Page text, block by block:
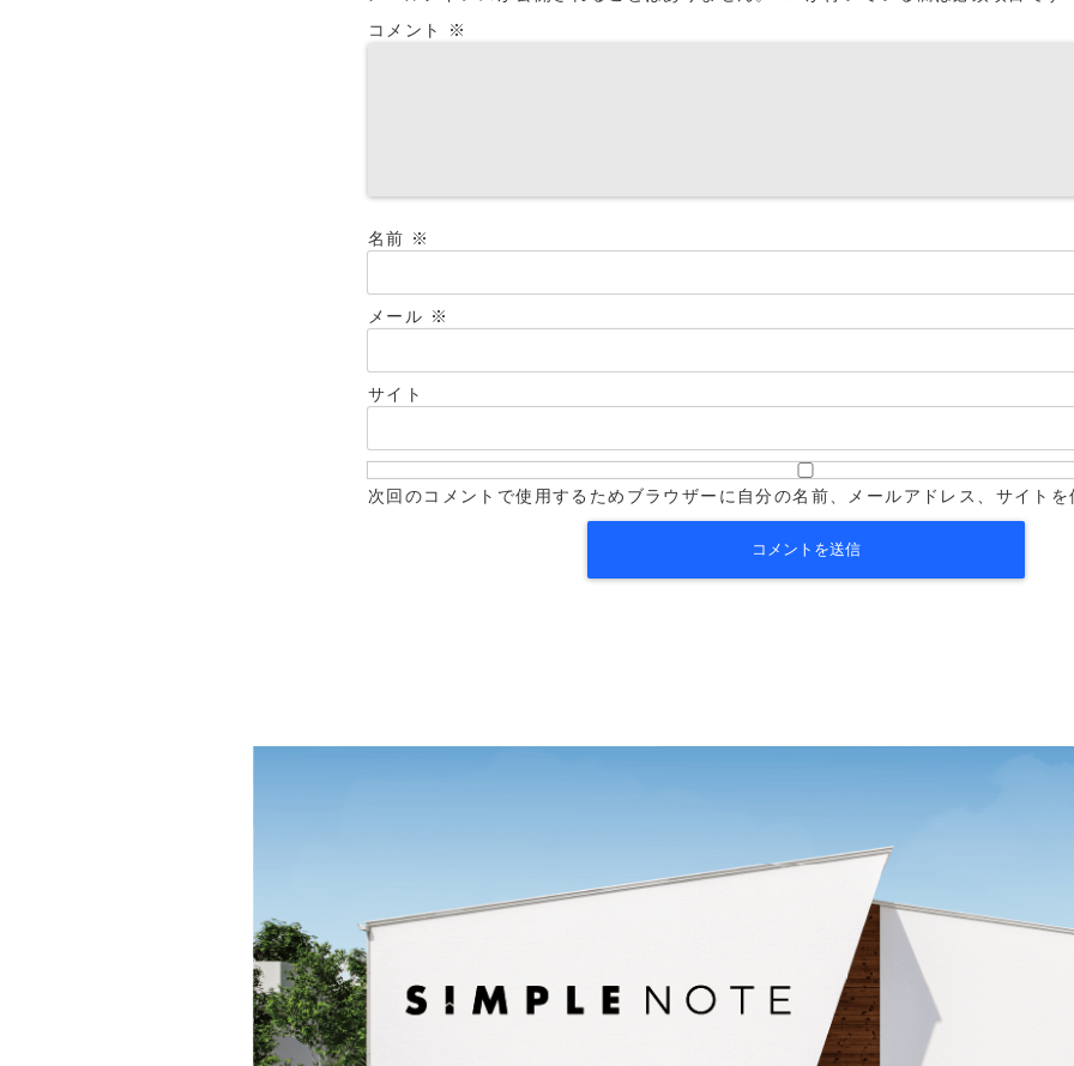
コメント
※
名前 ※
メール ※
サイト
次回のコメントで使用するためブラウザーに自分の名前、メールアドレス、サイトを